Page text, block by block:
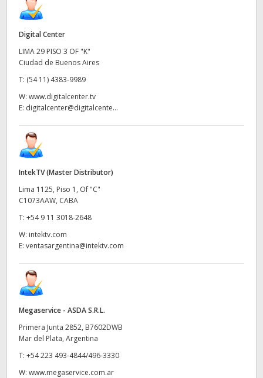
Digital Center
LIMA 29 PISO 3 OF "K"
Ciudad de Buenos Aires
T: (54 11) 4383-9989
W: www.digitalcenter.tv
E: digitalcenter@digitalcente...
IntekTV (Master Distributor)
Lima 1125, Piso 1, Of "C"
C1073AAW, CABA
T: +54 9 11 3018-2648
W: intektv.com
E: ventasargentina@intektv.com
Megaservice - ASDA S.R.L.
Primera Junta 2852, B7602DWB
Mar del Plata, Argentina
T: +54 223 493-4844/496-3330
W: www.megaservice.com.ar